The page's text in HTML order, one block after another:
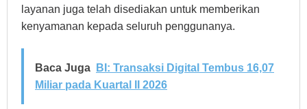
layanan juga telah disediakan untuk memberikan
kenyamanan kepada seluruh penggunanya.
Baca Juga
BI: Transaksi Digital Tembus 16,07
Miliar pada Kuartal II 2026